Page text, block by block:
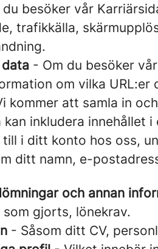
du besöker vår
trafikkälla,
- Om du besöker
om vilka
kommer att samla in
inkludera innehållet
i ditt konto hos oss,
ditt namn, e-
och annan
gjorts, lönekrav.
- Såsom ditt CV,